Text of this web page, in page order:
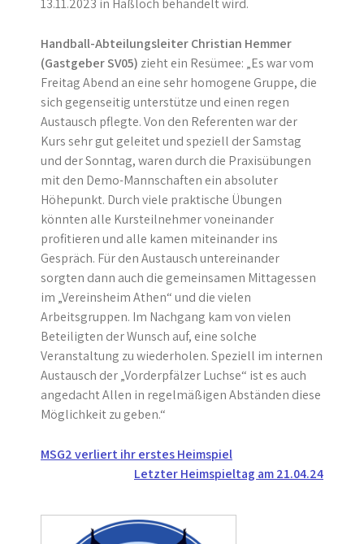
Handball-Abteilungsleiter Christian Hemmer
(Gastgeber SV05) zieht ein Resümee: „Es war vom
Freitag Abend an eine sehr homogene Gruppe, die
sich gegenseitig unterstütze und einen regen
Austausch pflegte. Von den Referenten war der
Kurs sehr gut geleitet und speziell der Samstag
und der Sonntag, waren durch die Praxisübungen
mit den Demo-Mannschaften ein absoluter
Höhepunkt. Durch viele praktische Übungen
könnten alle Kursteilnehmer voneinander
profitieren und alle kamen miteinander ins
Gespräch. Für den Austausch untereinander
sorgten dann auch die gemeinsamen Mittagessen
im „Vereinsheim Athen“ und die vielen
Arbeitsgruppen. Im Nachgang kam von vielen
Beteiligten der Wunsch auf, eine solche
Veranstaltung zu wiederholen. Speziell im internen
Austausch der „Vorderpfälzer Luchse“ ist es auch
angedacht Allen in regelmäßigen Abständen diese
Möglichkeit zu geben.“
Beitragsnavigation
MSG2 verliert ihr erstes Heimspiel
Letzter Heimspieltag am 21.04.24